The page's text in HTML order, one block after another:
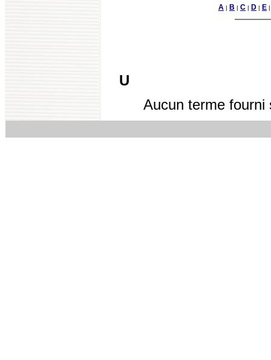
A | B | C | D | E
U
Aucun terme